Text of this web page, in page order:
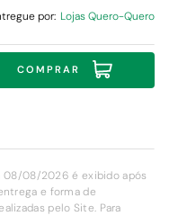
por: Lojas Quero-Quero
COMPRAR
08/08/2026 é exibido após
e forma de
pelo Site. Para